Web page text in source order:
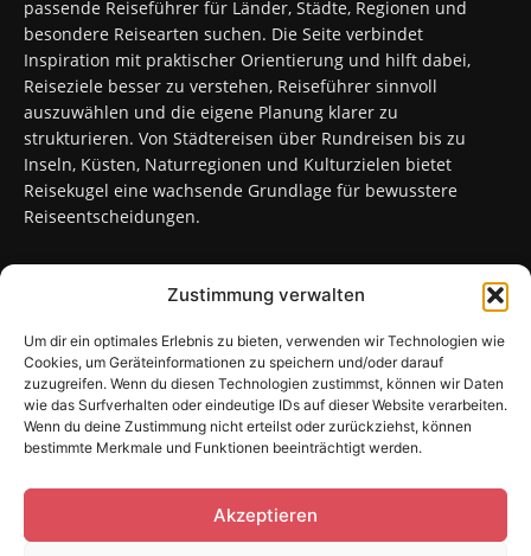
Zustimmung verwalten
Um dir ein optimales Erlebnis zu bieten, verwenden wir Technologien wie
Cookies, um Geräteinformationen zu speichern und/oder darauf
zuzugreifen. Wenn du diesen Technologien zustimmst, können wir Daten
wie das Surfverhalten oder eindeutige IDs auf dieser Website verarbeiten.
Wenn du deine Zustimmung nicht erteilst oder zurückziehst, können
bestimmte Merkmale und Funktionen beeinträchtigt werden.
Akzeptieren
passende Reiseführer für Länder, Städte, Regionen und
besondere Reisearten suchen. Die Seite verbindet
Inspiration mit praktischer Orientierung und hilft dabei,
Reiseziele besser zu verstehen, Reiseführer sinnvoll
auszuwählen und die eigene Planung klarer zu
strukturieren. Von Städtereisen über Rundreisen bis zu
Inseln, Küsten, Naturregionen und Kulturzielen bietet
Reisekugel eine wachsende Grundlage für bewusstere
Reiseentscheidungen.
FOLGT UNS
Datenschutzerklärung